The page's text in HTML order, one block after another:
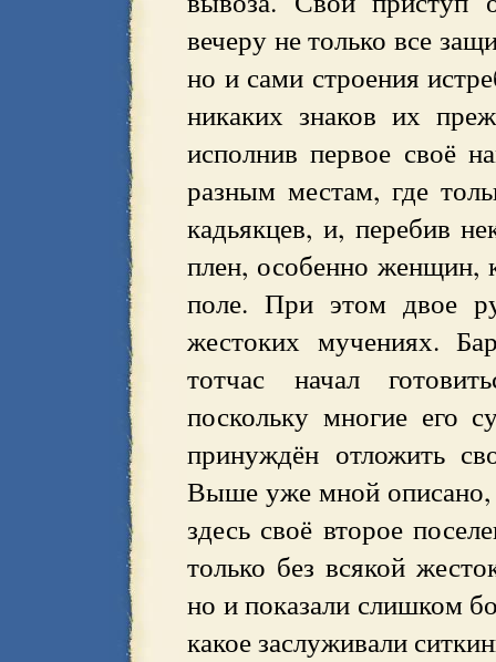
вечеру не только все
но и сами строения
никаких знаков их
исполнив первое своё
разным местам, где
кадьякцев, и, перебив
плен, особенно женщин,
поле. При этом двое
жестоких мучениях.
тотчас начал
поскольку многие его
принуждён отложить
Выше уже мной описано,
здесь своё второе
только без всякой
но и показали слишком
какое заслуживали